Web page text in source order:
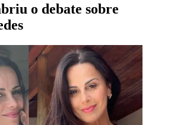
o debate sobre